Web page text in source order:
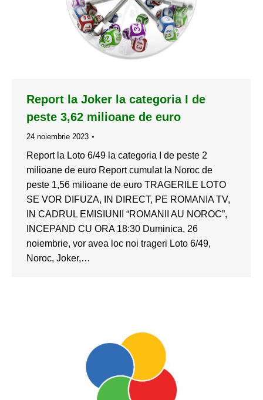
Report la Joker la categoria I de
peste 3,62 milioane de euro
24 noiembrie 2023
Report la Loto 6/49 la categoria I de peste 2
milioane de euro Report cumulat la Noroc de
peste 1,56 milioane de euro TRAGERILE LOTO
SE VOR DIFUZA, IN DIRECT, PE ROMANIA TV,
IN CADRUL EMISIUNII “ROMANII AU NOROC”,
INCEPAND CU ORA 18:30 Duminica, 26
noiembrie, vor avea loc noi trageri Loto 6/49,
Noroc, Joker,…